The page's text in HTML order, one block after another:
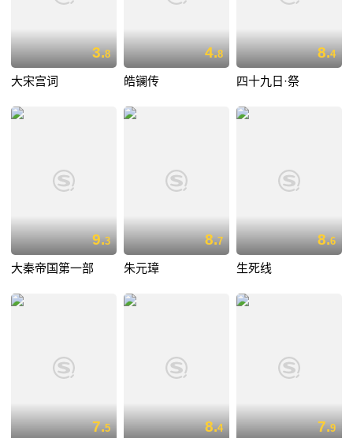
3.8
大宋宫词
4.8
皓镧传
8.4
四十九日·祭
9.3
大秦帝国第一部
8.7
朱元璋
8.6
生死线
7.5 8.4 7.9